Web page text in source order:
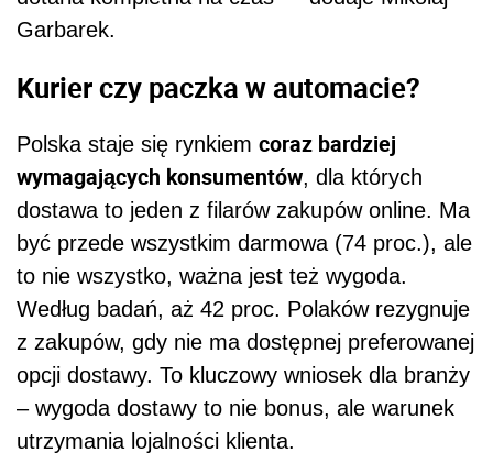
Garbarek.
Kurier czy paczka w automacie?
Polska staje się rynkiem coraz bardziej
wymagających konsumentów, dla których
dostawa to jeden z filarów zakupów online. Ma
być przede wszystkim darmowa (74 proc.), ale
to nie wszystko, ważna jest też wygoda.
Według badań, aż 42 proc. Polaków rezygnuje
z zakupów, gdy nie ma dostępnej preferowanej
opcji dostawy. To kluczowy wniosek dla branży
– wygoda dostawy to nie bonus, ale warunek
utrzymania lojalności klienta.